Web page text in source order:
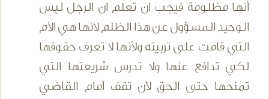
أنها مظلومة فيجب ان تعلم ان الرجل ليس
الوحيد المسؤول عن هذا الظلم لأنها هي الأم
التي قامت على تربيته ولأنها لا تعرف حقوقها
لكي تدافع عنها ولا تدرس شريعتها التي
تمنحها حتى الحق لأن تقف أمام القاضي